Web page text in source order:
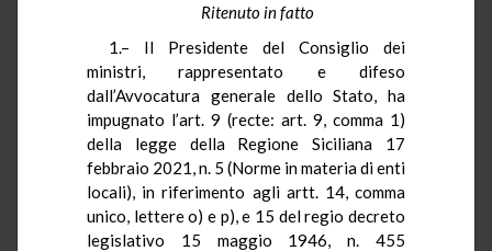
Ritenuto in fatto
1.– Il Presidente del Consiglio dei
ministri, rappresentato e difeso
dall’Avvocatura generale dello Stato, ha
impugnato l’art. 9 (recte: art. 9, comma 1)
della legge della Regione Siciliana 17
febbraio 2021, n. 5 (Norme in materia di enti
locali), in riferimento agli artt. 14, comma
unico, lettere o) e p), e 15 del regio decreto
legislativo 15 maggio 1946, n. 455